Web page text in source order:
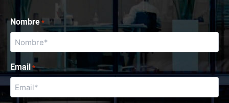
Nombre *
Email *